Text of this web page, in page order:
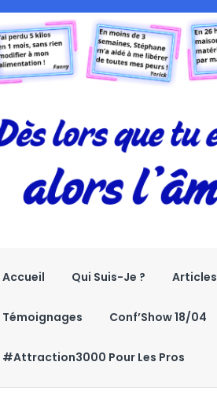
Accueil Qui Suis-Je ? Articles
Témoignages Conf’Show 18/04
#Attraction3000 Pour Les Pros